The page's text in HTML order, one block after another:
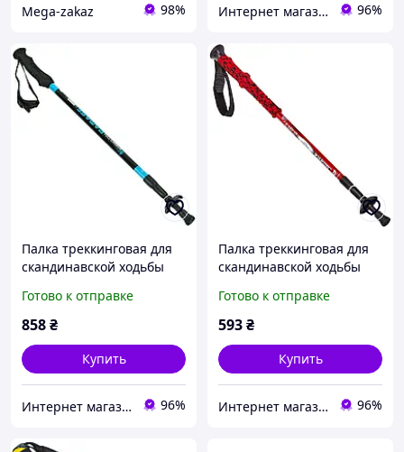
Mega-zakaz 98% Интернет магазин SportOK 96%
Палка треккинговая для
скандинавской ходьбы
цвет голубой
Готово к отправке
858₴
Купить
Интернет магазин SportOK 96%
Палка треккинговая для
скандинавской ходьбы
цвет красный
Готово к отправке
593₴
Купить
Интернет магазин SportOK 96%